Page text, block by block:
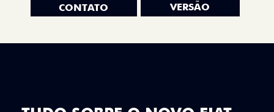
CONTATO
VERSÃO